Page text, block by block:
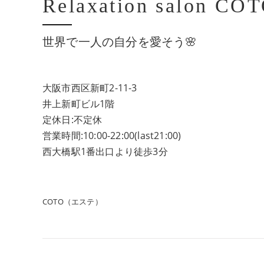
世界で一人の自分を愛そう🌸
Relaxation salon
大阪市西区新町2-11-3
井上新町ビル1階
定休日:不定休
営業時間:10:00-22:00(last21:00)
西大橋駅1番出口より徒歩3分
COTO（エステ）